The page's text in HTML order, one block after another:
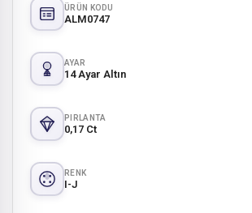
ÜRÜN KODU
ALM0747
AYAR
14 Ayar Altın
PIRLANTA
0,17 Ct
RENK
I-J